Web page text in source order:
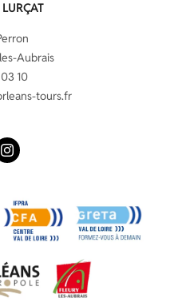
LURÇAT
Aubrais
10
tours.fr